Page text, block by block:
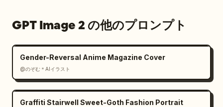
晴れやか、
ノスタルジック、
心地よい、
洗練された、
詩的、
穏やかな日常の旅の雰囲気。
GPT Image 2 の他のプロンプト
Gender-Reversal Anime Magazine Cover
@のぞむ＊AIイラスト
Graffiti Stairwell Sweet-Goth Fashion Portrait